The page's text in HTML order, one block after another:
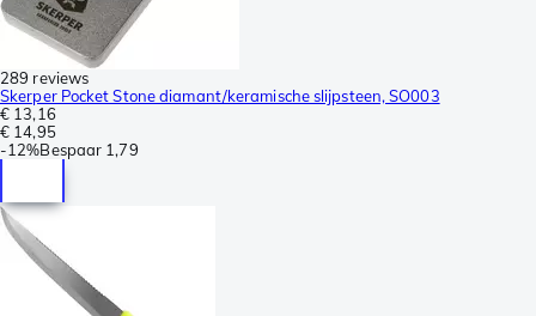
289 reviews
Skerper Pocket Stone diamant/keramische slijpsteen, SO003
€ 13,16
€ 14,95
-12%Bespaar 1,79